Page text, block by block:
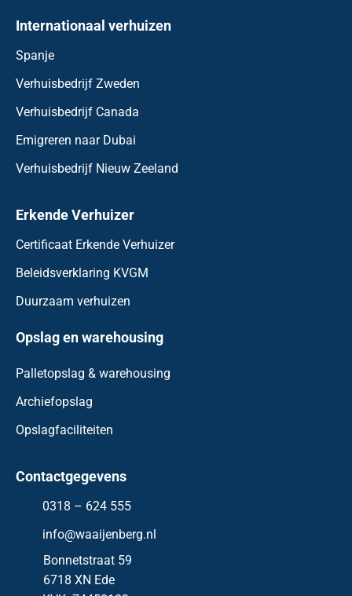
Internationaal verhuizen
Spanje
Verhuisbedrijf Zweden
Verhuisbedrijf Canada
Emigreren naar Dubai
Verhuisbedrijf Nieuw Zeeland
Erkende Verhuizer
Certificaat Erkende Verhuizer
Beleidsverklaring KVGM
Duurzaam verhuizen
Opslag en warehousing
Palletopslag & warehousing
Archiefopslag
Opslagfaciliteiten
Contactgegevens
0318 – 624 555
info@waaijenberg.nl
Bonnetstraat 59
6718 XN Ede